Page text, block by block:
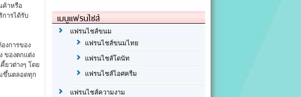
ค้าหรือ
ารได้รับ
การของ
ของตกแต่ง
ยวต่างๆ โดย
ขึ้นตลอดทุก
เมนูแฟรนไชส์
แฟรนไชส์ขนม
แฟรนไชส์ขนมไทย
แฟรนไชส์โดนัท
แฟรนไชส์ไอศครีม
แฟรนไชส์ความงาม